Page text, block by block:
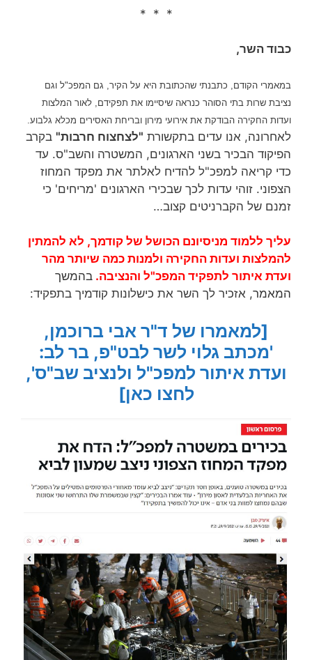
* * *
כבוד השר,
במאמרי הקודם, כתבנתי שהכתובת היא על הקיר, גם המפכ"ל וגם
נציבת שרות בתי הסוהר כנראה שיסיימו את תפקידם, לאור המלצות
ועדות החקירה הבודקת את אירועי מירון ובריחת האסירים מכלא גלבוע.
לאחרונה, אנו עדים בתקשורת "לצחצוח חרבות" בקרב
הפיקוד הבכיר בשני הארגונים, המשטרה והשב"ס. עד
כדי קריאה למפכ"ל להדיח לאלתר את מפקד המחוז
הצפוני. זוהי עדות לכך שבכירי הארגונים 'מריחים' כי
זמנם של הקברניטים קצוב…
עליך ללמוד מניסיונם הכושל של קודמך, לא להמתין
להמלצות ועדות החקירה ולמנות כמה שיותר מהר
ועדת איתור לתפקיד המפכ"ל והנציבה. בהמשך
המאמר, אזכיר לך השר את כישלונות קודמיך בתפקיד:
[למאמרו של ד"ר אבי ברוכמן,
'מכתב גלוי לשר לבט"פ, בר לב:
ועדת איתור למפכ"ל ולנציב שב"ס',
לחצו כאן]